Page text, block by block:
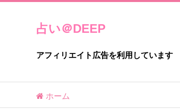
占い＠DEEP
アフィリエイト広告を利用しています
ホーム